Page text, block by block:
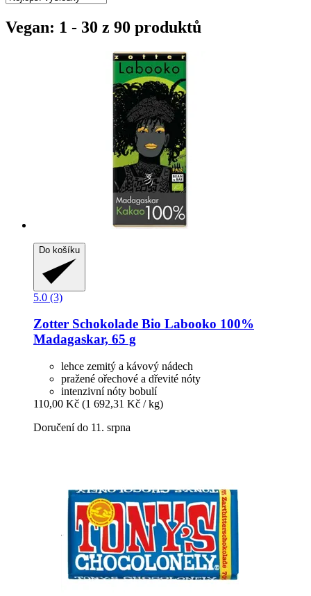
Vegan: 1 - 30 z 90 produktů
Do košíku
5.0 (3)
Zotter Schokolade Bio Labooko 100%
Madagaskar, 65 g
lehce zemitý a kávový nádech
pražené ořechové a dřevité nóty
intenzivní nóty bobulí
110,00 Kč (1 692,31 Kč / kg)
Doručení do 11. srpna